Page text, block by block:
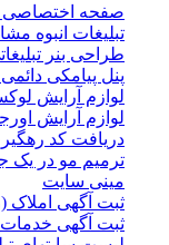
صفحه اختصاصی
تبلیغات انبوه مشاغل
طراحی بنر تبلیغاتی
پنل پیامکی دائمی با
لوازم آرایش لوکس
لوازم آرایش اورجینال
دریافت کد رهگیری
ترمیم مو در یک جلسه
مینی سایت
ثبت آگهی املاک
ثبت آگهی خدمات